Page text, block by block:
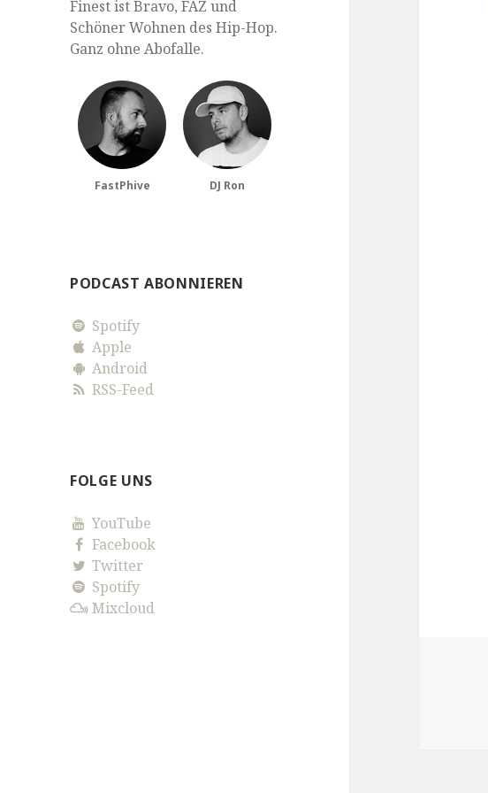
Finest ist Bravo, FAZ und
Schöner Wohnen des Hip-Hop.
Ganz ohne Abofalle.
FastPhive DJ Ron
PODCAST ABONNIEREN
Spotify
Apple
Android
RSS-Feed
FOLGE UNS
YouTube
Facebook
Twitter
Spotify
Mixcloud